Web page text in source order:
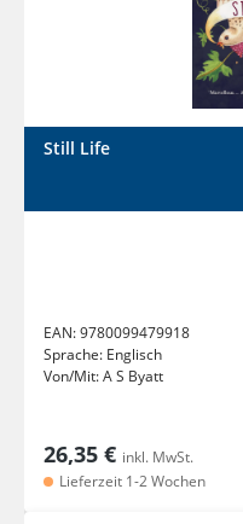
Still Life
EAN:9780099479918
Sprache: Englisch
Von/Mit:A S Byatt
26,35 € inkl. MwSt.
Lieferzeit 1-2 Wochen